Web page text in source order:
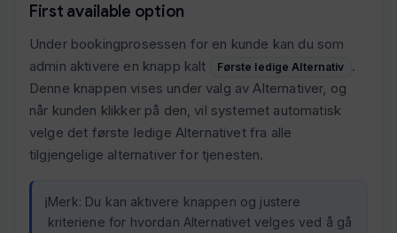
First available option
Under bookingprosessen for en kunde kan du som
admin aktivere en knapp kalt
Første ledige Alternativ
.
Denne knappen vises under valg av Alternativer, og
når kunden klikker på den, vil systemet automatisk
velge det første ledige Alternativet fra alle
tilgjengelige alternativer for tjenesten.
Merk: Du kan aktivere knappen og justere
kriteriene for hvordan Alternativet velges ved å gå